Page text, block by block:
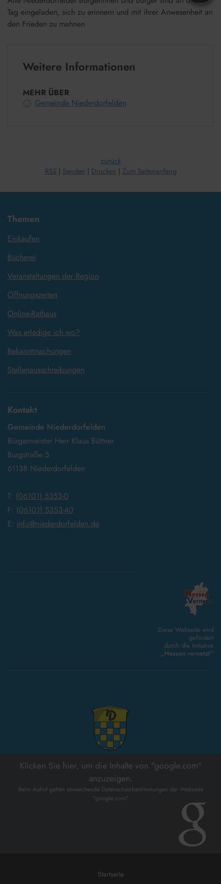
Tag eingeladen, sich zu erinnern und mit ihrer Anwesenheit an
den Frieden zu mahnen
Weitere Informationen
MEHR ÜBER
Gemeinde Niederdorfelden
zurück
RSS
Senden Drucken Zum Seitenanfang
Themen
Einkaufen
Bücherei
Veranstaltungen der Region
Öffnungszeiten
Online-Rathaus
Was erledige ich wo?
Bekanntmachungen
Stellenausschreibungen
Kontakt
Gemeinde Niederdorfelden
Bürgermeister Herr Klaus Büttner
Burgstraße 5
61138 Niederdorfelden
T: (06101) 5353-0
F: (06101) 5353-40
E: info@niederdorfelden.de
Diese Webseite wird
gefördert
durch die Initiative
„Hessen vernetzt“
Klicken Sie hier, um die Inhalte von "google.com"
anzuzeigen.
Beim Aufruf gelten abweichende Datenschutzbestimmungen der Webseite
"google.com"
Startseite